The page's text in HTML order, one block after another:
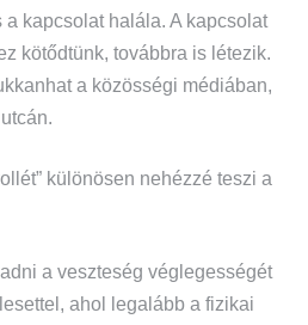
kapcsolat halála. A kapcsolat
kötődtünk, továbbra is létezik.
a közösségi médiában,
különösen nehézzé teszi a
a veszteség véglegességét
ahol legalább a fizikai